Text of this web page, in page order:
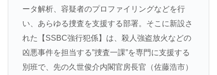
ータ解析、容疑者のプロファイリングなどを行
い、あらゆる捜査を支援する部署。そこに新設さ
れた【SSBC強行犯係】は、殺人強盗放火などの
凶悪事件を担当する”捜査一課”を専門に支援する
別班で、先の久世俊介内閣官房長官（佐藤浩市）